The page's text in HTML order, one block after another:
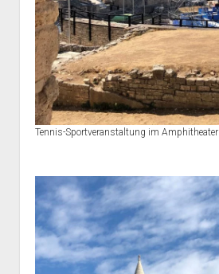
Tennis-Sportveranstaltung im Amphitheater